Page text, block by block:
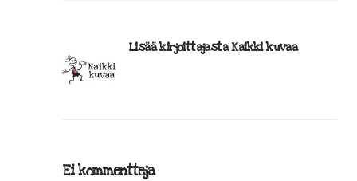
Lisää kirjoittajasta Kaikki kuvaa
Ei kommentteja